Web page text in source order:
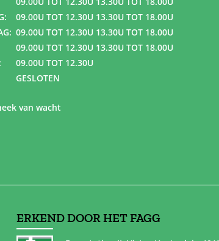
09.00U TOT 12.30U 13.30U TOT 18.00U
09.00U TOT 12.30U 13.30U TOT 18.00U
09.00U TOT 12.30U 13.30U TOT 18.00U
09.00U TOT 12.30U
GESLOTEN
van wacht
ERKEND DOOR HET FAGG